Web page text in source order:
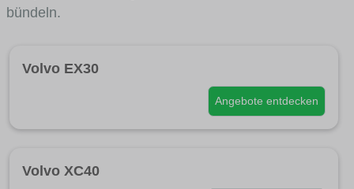
bündeln.
Volvo EX30
Angebote entdecken
Volvo XC40